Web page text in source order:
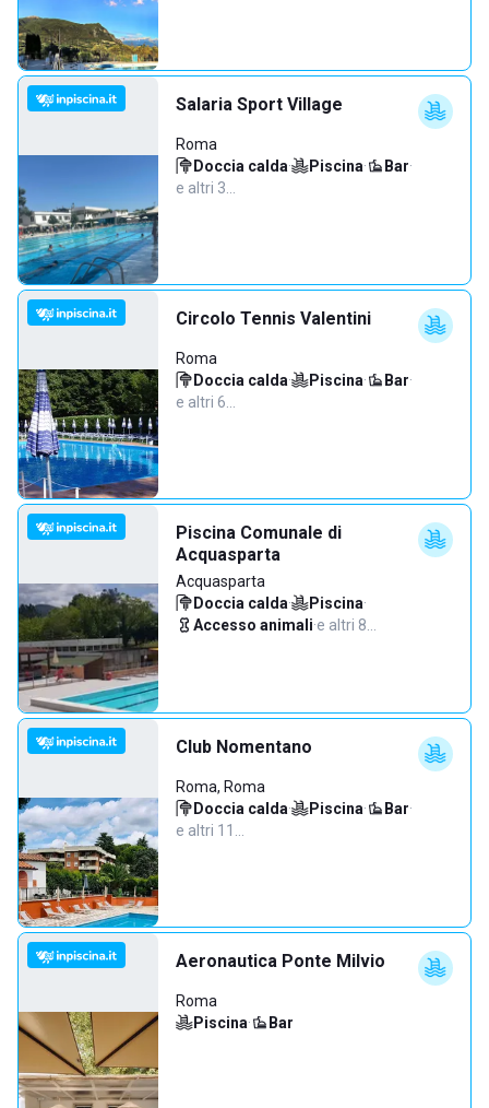
Salaria Sport Village
Roma
Doccia calda· Piscina· Bar·
e altri 3…
Circolo Tennis Valentini
Roma
Doccia calda· Piscina· Bar·
e altri 6…
Piscina Comunale di
Acquasparta
Acquasparta
Doccia calda· Piscina·
Accesso animali·e altri 8…
Club Nomentano
Roma, Roma
Doccia calda· Piscina· Bar·
e altri 11…
Aeronautica Ponte Milvio
Roma
Piscina· Bar